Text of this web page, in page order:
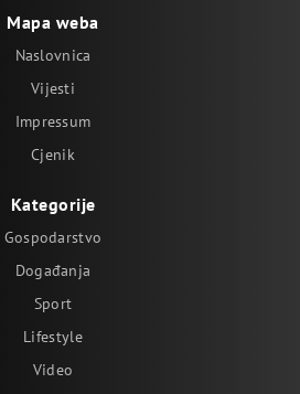
Mapa weba
Naslovnica
Vijesti
Impressum
Cjenik
Kategorije
Gospodarstvo
Događanja
Sport
Lifestyle
Video